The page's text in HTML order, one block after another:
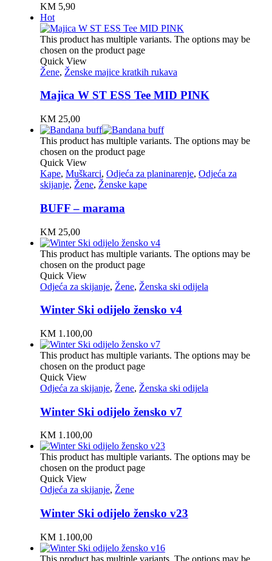
KM5,90
Hot
This product has multiple variants. The options may be
chosen on the product page
Quick View
Žene, Ženske majice kratkih rukava
Majica W ST ESS Tee MID PINK
KM25,00
This product has multiple variants. The options may be
chosen on the product page
Quick View
Kape, Muškarci, Odjeća za planinarenje, Odjeća za
skijanje, Žene, Ženske kape
BUFF – marama
KM25,00
This product has multiple variants. The options may be
chosen on the product page
Quick View
Odjeća za skijanje, Žene, Ženska ski odijela
Winter Ski odijelo žensko v4
KM1.100,00
This product has multiple variants. The options may be
chosen on the product page
Quick View
Odjeća za skijanje, Žene, Ženska ski odijela
Winter Ski odijelo žensko v7
KM1.100,00
This product has multiple variants. The options may be
chosen on the product page
Quick View
Odjeća za skijanje, Žene
Winter Ski odijelo žensko v23
KM1.100,00
This product has multiple variants. The options may be